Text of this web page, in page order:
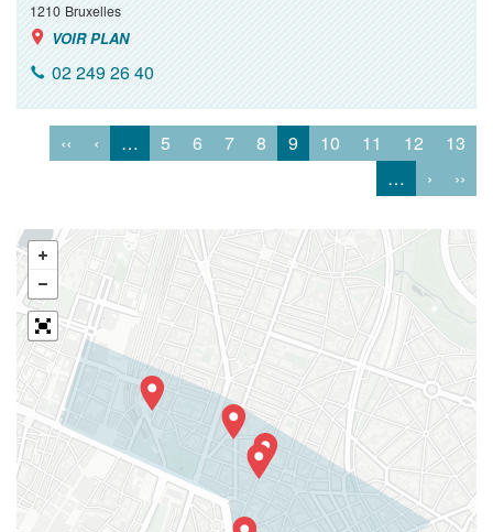
1210 Bruxelles
VOIR PLAN
02 249 26 40
‹‹ ‹ … 5 6 7 8 9 10 11 12
13
…
› ››